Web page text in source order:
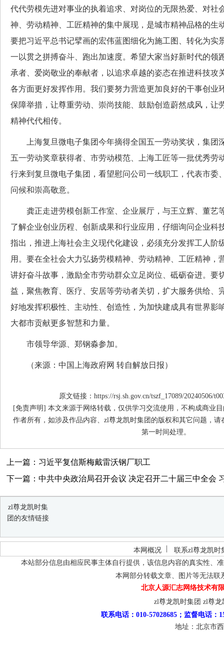
代代劳模先进对事业的执着追求、对岗位的无限热爱、对社
神、劳动精神、工匠精神的集中展现，是城市精神品格的生
要把习近平总书记擘画的宏伟蓝图细化为施工图、转化为实
一以贯之拼搏奋斗、跑出加速度。希望大家当好新时代的领
承者、爱岗敬业的奉献者，以追求卓越的姿态在推进科技攻
各方面更好发挥作用。我们要努力营造更加良好的干事创业
保障举措，让尊重劳动、崇尚技能、鼓励创造蔚然成风，让
精神代代相传。
上海复旦微电子集团今年摘得全国五一劳动奖状，集团
五一劳动奖章获得者、市劳动模范、上海工匠等一批优秀劳
行来到复旦微电子集团，看望慰问公司一线职工，代表市委
问候和崇高敬意。
龚正走进劳模创新工作室、企业展厅，与王立辉、董艺
了解企业创业历程、创新成果和行业应用，仔细询问企业科
指出，推进上海社会主义现代化建设，必须充分发挥工人阶
用。要在全社会大力弘扬劳模精神、劳动精神、工匠精神，
讲好奋斗故事，激励全市劳动群众立足岗位、砥砺奋进。要
益，聚焦教育、医疗、安居等劳动者关切，扩大服务供给、
好地发挥积极性、主动性、创造性，为加快建成具有世界影
大都市贡献更多智慧和力量。
市领导华源、郑钢淼参加。
（来源：中国上海政府网 转自解放日报）
原文链接：https://rsj.sh.gov.cn/tszf_17089/20240506/
[免责声明] 本文来源于网络转载，仅供学习交流使用，不构成商业
作者所有，如涉及作品内容、zl尊龙凯时集团的版权和其它问题，请
第一时间处理。
上一篇：习近平复信斯梅戴雷沃钢厂职工
下一篇：中共中央政治局召开会议 决定召开二十届三中全会
zl尊龙凯时集
团的友情链接
本网概况
联系zl尊龙凯时
本站部分信息由相应民事主体自行提供，该信息内容的真实性、
本网部分转载文章、图片等无法
北京人源汇志网络技术有
zl尊龙凯时集团 zl尊龙
联系电话：010-57028685；监督电话：
地址：北京市